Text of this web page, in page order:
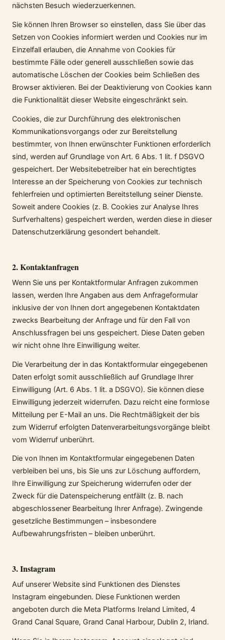
nächsten Besuch wiederzuerkennen.
Sie können Ihren Browser so einstellen, dass Sie über das
Setzen von Cookies informiert werden und Cookies nur im
Einzelfall erlauben, die Annahme von Cookies für
bestimmte Fälle oder generell ausschließen sowie das
automatische Löschen der Cookies beim Schließen des
Browser aktivieren. Bei der Deaktivierung von Cookies kann
die Funktionalität dieser Website eingeschränkt sein.
Cookies, die zur Durchführung des elektronischen
Kommunikationsvorgangs oder zur Bereitstellung
bestimmter, von Ihnen erwünschter Funktionen erforderlich
sind, werden auf Grundlage von Art. 6 Abs. 1 lit. f DSGVO
gespeichert. Der Websitebetreiber hat ein berechtigtes
Interesse an der Speicherung von Cookies zur technisch
fehlerfreien und optimierten Bereitstellung seiner Dienste.
Soweit andere Cookies (z. B. Cookies zur Analyse Ihres
Surfverhaltens) gespeichert werden, werden diese in dieser
Datenschutzerklärung gesondert behandelt.
2. Kontaktanfragen
Wenn Sie uns per Kontaktformular Anfragen zukommen
lassen, werden Ihre Angaben aus dem Anfrageformular
inklusive der von Ihnen dort angegebenen Kontaktdaten
zwecks Bearbeitung der Anfrage und für den Fall von
Anschlussfragen bei uns gespeichert. Diese Daten geben
wir nicht ohne Ihre Einwilligung weiter.
Die Verarbeitung der in das Kontaktformular eingegebenen
Daten erfolgt somit ausschließlich auf Grundlage Ihrer
Einwilligung (Art. 6 Abs. 1 lit. a DSGVO). Sie können diese
Einwilligung jederzeit widerrufen. Dazu reicht eine formlose
Mitteilung per E-Mail an uns. Die Rechtmäßigkeit der bis
zum Widerruf erfolgten Datenverarbeitungsvorgänge bleibt
vom Widerruf unberührt.
Die von Ihnen im Kontaktformular eingegebenen Daten
verbleiben bei uns, bis Sie uns zur Löschung auffordern,
Ihre Einwilligung zur Speicherung widerrufen oder der
Zweck für die Datenspeicherung entfällt (z. B. nach
abgeschlossener Bearbeitung Ihrer Anfrage). Zwingende
gesetzliche Bestimmungen – insbesondere
Aufbewahrungsfristen – bleiben unberührt.
3. Instagram
Auf unserer Website sind Funktionen des Dienstes
Instagram eingebunden. Diese Funktionen werden
angeboten durch die Meta Platforms Ireland Limited, 4
Grand Canal Square, Grand Canal Harbour, Dublin 2, Irland.